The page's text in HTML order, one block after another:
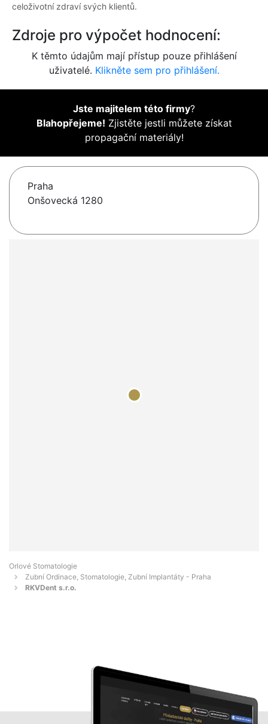
celoživotní zdraví svých klientů.
Zdroje pro výpočet hodnocení:
K těmto údajům mají přístup pouze přihlášení
uživatelé. Klikněte sem pro přihlášení.
Jste majitelem této firmy?
Blahopřejeme! Zjistěte jestli můžete získat
propagační materiály!
Praha
Onšovecká 1280
Orlové Stomatologie
Zubní Ordinace, Stomatologie, Zubní Implantáty - Praha
RKVDent s.r.o.